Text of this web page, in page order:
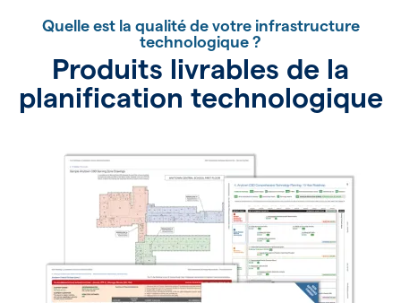
Produits livrables de la
planification technologique
Quelle est la qualité de votre infrastructure
technologique ?